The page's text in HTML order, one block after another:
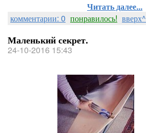
Читать далее...
комментарии: 0 понравилось! вверх^
Маленький секрет.
24-10-2016 15:43